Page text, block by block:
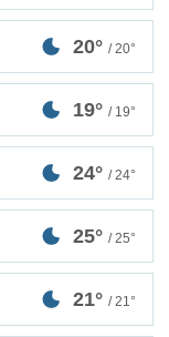
20° / 20°
19° / 19°
24° / 24°
25° / 25°
21° / 21°